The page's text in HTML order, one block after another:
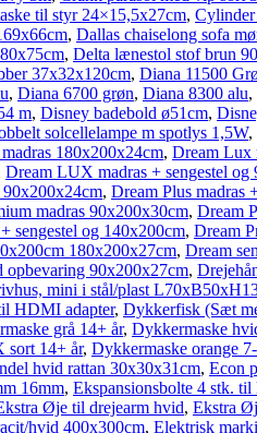
til styr 24×15,5x27cm,
, Dallas chaiselong sofa
, Delta lænestol stof brun
37x32x120cm, Diana 11500
, Diana 6700 grøn, Diana 8300 alu,
m, Disney badebold ø51cm,
solcellelampe m spotlys 1,5W,
180x200x24cm, Dream Lux
Dream LUX madras + sengestel og
90x200x24cm, Dream Plus madras
madras 90x200x30cm, Dream
sengestel og 140x200cm, Dream
180x200x27cm, Dream
opbevaring 90x200x27cm,
mini i stål/plast
HDMI adapter, Dykkerfisk (Sæt
grå 14+ år, Dykkermaske
sort 14+ år, Dykkermaske orange
hvid rattan 30x30x31cm, Econ
16mm, Ekspansionsbolte 4 stk.
Øje til drejearm hvid, Ekstra
hvid 400x300cm, Elektrisk